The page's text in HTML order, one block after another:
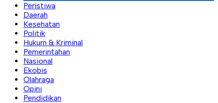
Peristiwa
Daerah
Kesehatan
Politik
Hukum & Kriminal
Pemerintahan
Nasional
Ekobis
Olahraga
Opini
Pendidikan